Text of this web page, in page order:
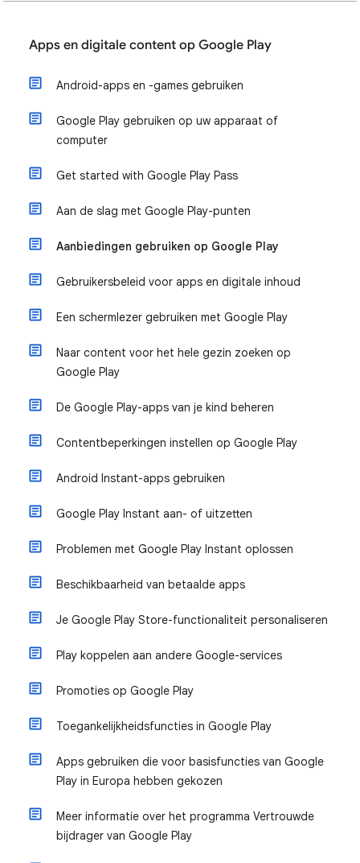
Apps en digitale content op Google Play
Android-apps en -games gebruiken
Google Play gebruiken op uw apparaat of
computer
Get started with Google Play Pass
Aan de slag met Google Play-punten
Aanbiedingen gebruiken op Google Play
Gebruikersbeleid voor apps en digitale inhoud
Een schermlezer gebruiken met Google Play
Naar content voor het hele gezin zoeken op
Google Play
De Google Play-apps van je kind beheren
Contentbeperkingen instellen op Google Play
Android Instant-apps gebruiken
Google Play Instant aan- of uitzetten
Problemen met Google Play Instant oplossen
Beschikbaarheid van betaalde apps
Je Google Play Store-functionaliteit personaliseren
Play koppelen aan andere Google-services
Promoties op Google Play
Toegankelijkheidsfuncties in Google Play
Apps gebruiken die voor basisfuncties van Google
Play in Europa hebben gekozen
Meer informatie over het programma Vertrouwde
bijdrager van Google Play